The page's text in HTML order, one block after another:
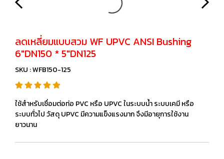
ลดเหลี่ยมแบบสวม WF UPVC ANSI Bushing
6"DN150 * 5"DN125
SKU : WFB150-125
ใช้สำหรับเชื่อมต่อท่อ PVC หรือ UPVC ในระบบน้ำ ระบบเคมี หรือ
ระบบทั่วไป วัสดุ UPVC มีความแข็งแรงมาก จึงมีอายุการใช้งาน
ยาวนาน